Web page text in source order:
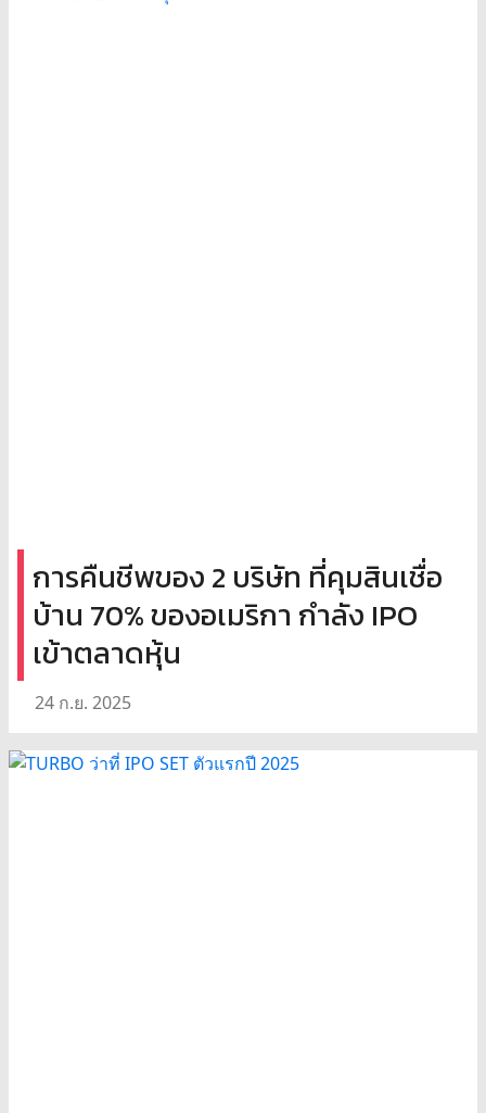
การคืนชีพของ 2 บริษัท ที่คุมสินเชื่อ
บ้าน 70% ของอเมริกา กำลัง IPO
เข้าตลาดหุ้น
24 ก.ย. 2025